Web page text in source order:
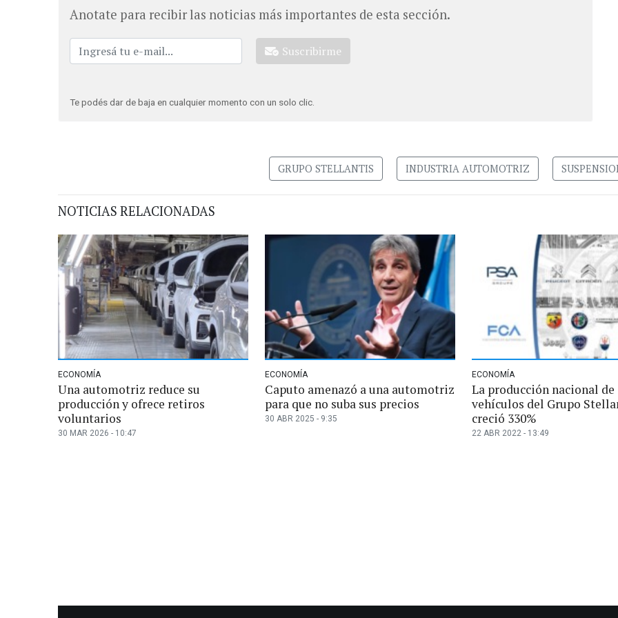
Anotate para recibir las noticias más importantes de esta sección.
Suscribirme
Te podés dar de baja en cualquier momento con un solo clic.
GRUPO STELLANTIS INDUSTRIA AUTOMOTRIZ
NOTICIAS RELACIONADAS
ECONOMÍA
Una automotriz reduce su
producción y ofrece retiros
voluntarios
30 MAR 2026 - 10:47
ECONOMÍA
Caputo amenazó a una automotriz
para que no suba sus precios
30 ABR 2025 - 9:35
ECONOMÍA
La producción nacional de
vehículos del Grupo
creció 330%
22 ABR 2022 - 13:49